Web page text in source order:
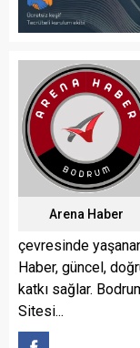
Arena Haber
çevresinde
Haber, güncel,
katkı sağlar.
Sitesi...